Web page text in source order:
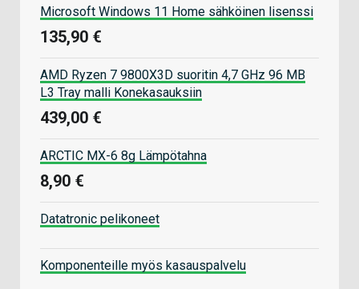
Microsoft Windows 11 Home sähköinen lisenssi
135,90 €
AMD Ryzen 7 9800X3D suoritin 4,7 GHz 96 MB
L3 Tray malli Konekasauksiin
439,00 €
ARCTIC MX-6 8g Lämpötahna
8,90 €
Datatronic pelikoneet
Komponenteille myös kasauspalvelu